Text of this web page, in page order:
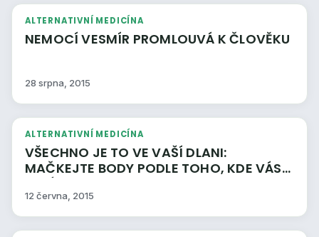
ALTERNATIVNÍ MEDICÍNA
NEMOCÍ VESMÍR PROMLOUVÁ K ČLOVĚKU
28 srpna, 2015
ALTERNATIVNÍ MEDICÍNA
VŠECHNO JE TO VE VAŠÍ DLANI:
MAČKEJTE BODY PODLE TOHO, KDE VÁS
BOLÍ
12 června, 2015